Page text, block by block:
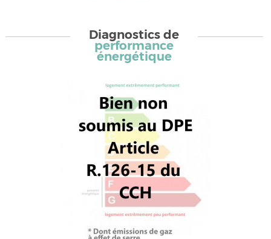
Diagnostics de
performance
énergétique